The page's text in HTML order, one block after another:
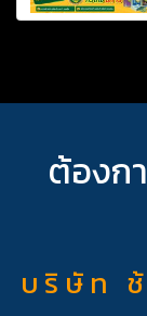
ต้องก
บ ริ ษั ท ช้